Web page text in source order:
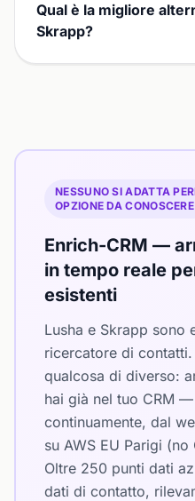
Qual è la migliore
Skrapp?
NESSUNO SI ADATTA
OPZIONE DA CONOSCERE
Enrich-CRM —
in tempo reale
esistenti
Lusha e Skrapp sono
ricercatore di contatti.
qualcosa di diverso:
hai già nel tuo CRM
continuamente, dal
su AWS EU Parigi
Oltre 250 punti dati
dati di contatto,